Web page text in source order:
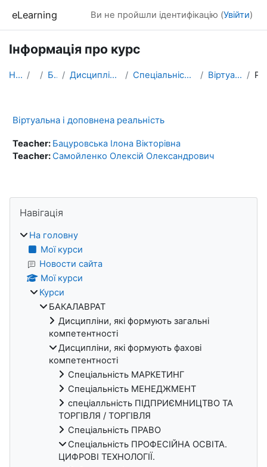
eLearning Ви не пройшли ідентифікацію (Увійти)
Інформація про курс
На головну Курси БАКАЛАВРАТ Дисципліни, які формують фахові компетентності Спеціальність ПРОФЕСІЙНА ОСВІТА. ЦИФРОВІ ТЕХНОЛОГІЇ. Віртуальна і доповнена реальність
Віртуальна і доповнена реальність
Teacher: Бацуровська Ілона Вікторівна
Teacher:Самойленко Олексій Олександрович
Блоки
Навігація
На головну
Мої курси
Новости сайта
Мої курси
Курси
БАКАЛАВРАТ
Дисципліни, які формують загальні
компетентності
Дисципліни, які формують фахові
компетентності
Спеціальність МАРКЕТИНГ
Спеціальність МЕНЕДЖМЕНТ
спеціалльність ПІДПРИЄМНИЦТВО ТА
ТОРГІВЛЯ / ТОРГІВЛЯ
Спеціальність ПРАВО
Спеціальність ПРОФЕСІЙНА ОСВІТА.
ЦИФРОВІ ТЕХНОЛОГІЇ.